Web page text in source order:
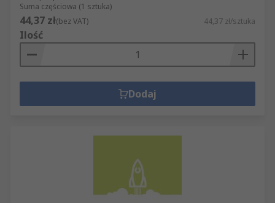
Suma częściowa (1 sztuka)
44,37 zł(bez VAT) 44,37 zł/sztuka
Ilość
Dodaj